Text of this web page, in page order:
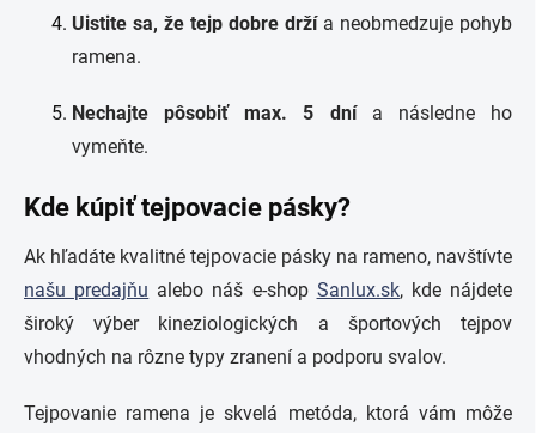
Uistite sa, že tejp dobre držía neobmedzuje pohyb
ramena.
Nechajte pôsobiť max. 5 dnía následne ho
vymeňte.
Kde kúpiť tejpovacie pásky?
Ak hľadáte kvalitné tejpovacie pásky na rameno, navštívte
našu predajňu alebo náš e-shop Sanlux.sk, kde nájdete
široký výber kineziologických a športových tejpov
vhodných na rôzne typy zranení a podporu svalov.
Tejpovanie ramena je skvelá metóda, ktorá vám môže